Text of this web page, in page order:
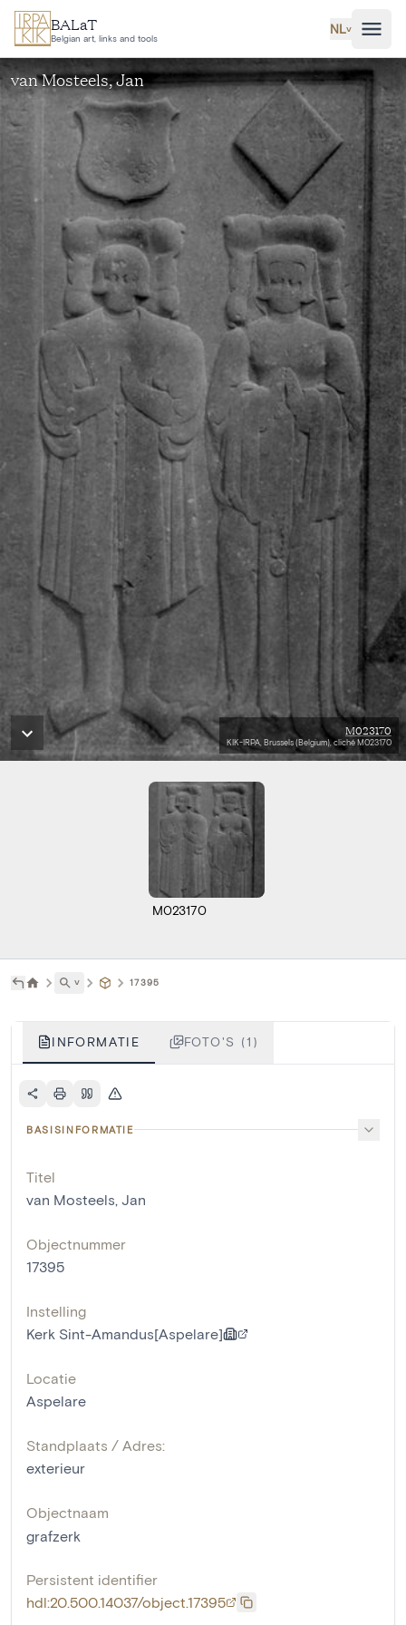
Ga naar hoofdinhoud
BALaT
Belgian art, links and tools
NL˅
van Mosteels, Jan
M023170
KIK-IRPA, Brussels (Belgium), cliché M023170
M023170
˅ 17395
INFORMATIE FOTO'S (1)
BASISINFORMATIE
Titel
van Mosteels, Jan
Objectnummer
17395
Instelling
Kerk Sint-Amandus[Aspelare]
Locatie
Aspelare
Standplaats / Adres:
exterieur
Objectnaam
grafzerk
Persistent identifier
hdl:20.500.14037/object.17395